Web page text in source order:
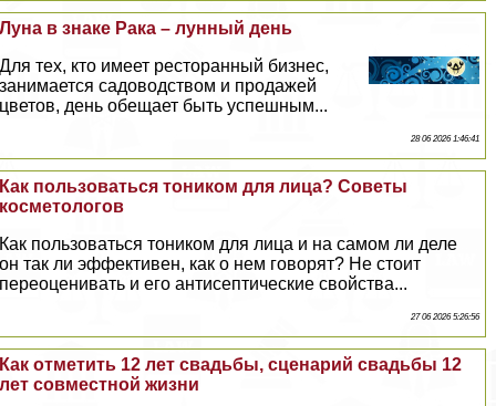
Луна в знаке Paка – лунный день
Для тех, кто имеет ресторанный бизнес,
занимается садоводством и продажей
цветов, день обещает быть успешным...
28 06 2026 1:46:41
Как пользоваться тоником для лица? Советы
косметологов
Как пользоваться тоником для лица и на самом ли деле
он так ли эффективен, как о нем говорят? Не стоит
переоценивать и его антисептические свойства...
27 06 2026 5:26:56
Как отметить 12 лет свадьбы, сценарий свадьбы 12
лет совместной жизни